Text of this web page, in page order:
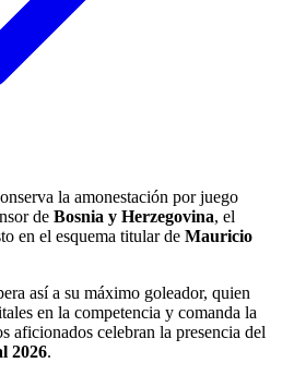
la amonestación por juego
de Bosnia y Herzegovina, el
en el esquema titular de Mauricio
así a su máximo goleador, quien
en la competencia y comanda la
aficionados celebran la presencia del
2026.